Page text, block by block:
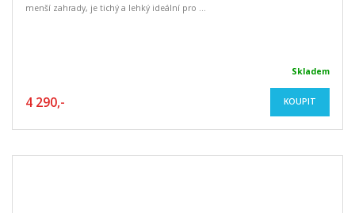
menší zahrady, je tichý a lehký ideální pro ...
Skladem
4 290,- KOUPIT